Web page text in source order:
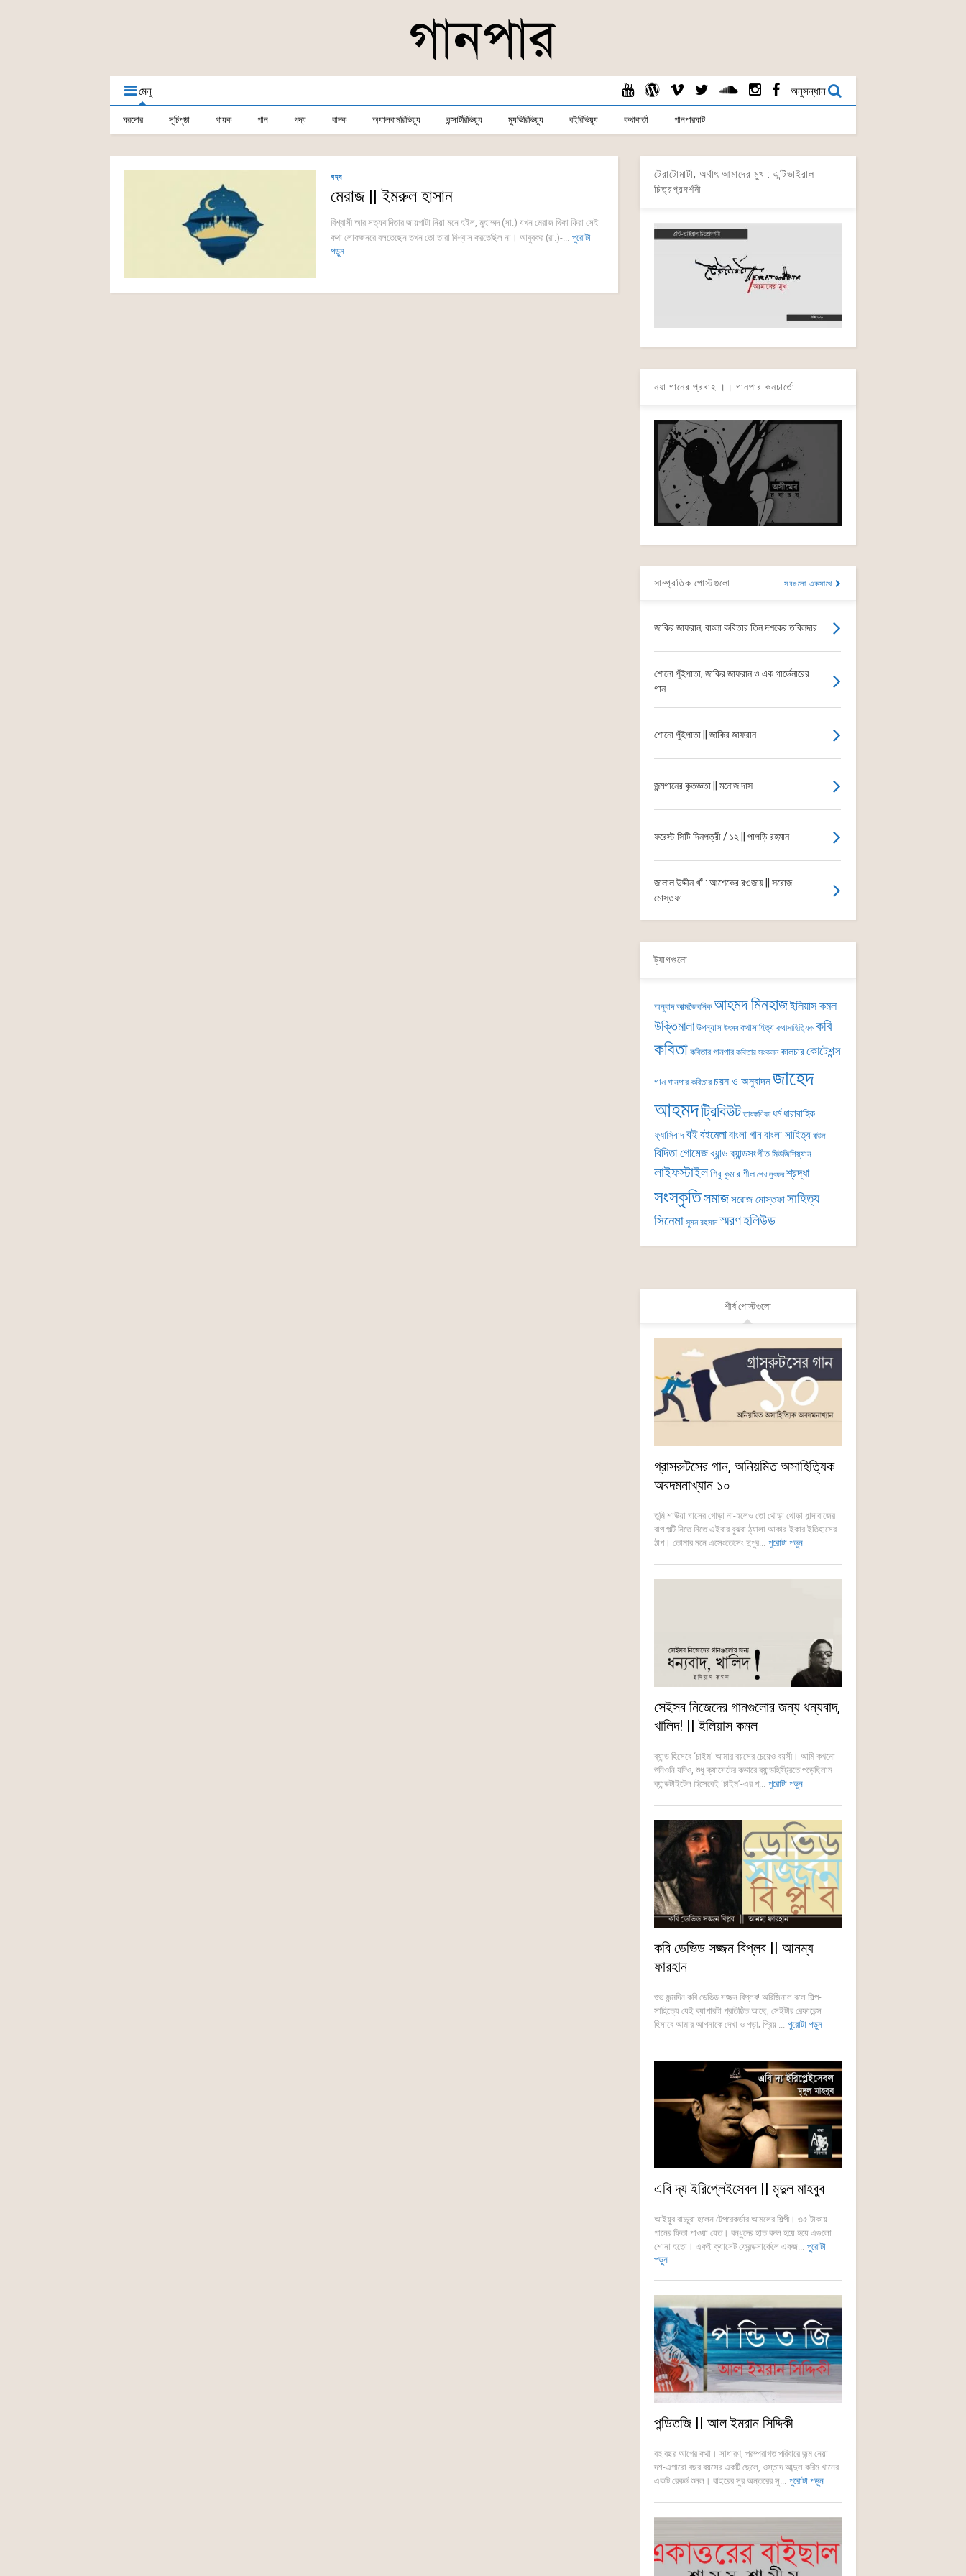
মেনু অনুসন্ধান
ঘরদোর সূচিপৃষ্ঠা গায়ক গান গদ্য বাদক অ্যালবামরিভিয়্যু কন্সার্টরিভিয়্যু ম্যুভিরিভিয়্যু বইরিভিয়্যু কথাবার্তা গানপারঘাট
গদ্য
মেরাজ || ইমরুল হাসান
বিশ্বাসী আর সত্যবাদিতার জায়গাটা নিয়া মনে হইল, মুহাম্মদ (সা.) যখন মেরাজ থিকা ফিরা সেই
কথা লোকজনরে বলতেছেন তখন তো তারা বিশ্বাস করতেছিল না। আবুবকর (রা.)-... পুরোটা
পড়ুন
টেরাটোমার্টা, অর্থাৎ আমাদের মুখ : এন্টিভাইরাল
চিত্রপ্রদর্শনী
নয়া গানের প্রবাহ ।। গানপার কনচার্তো
সাম্প্রতিক পোস্টগুলো সবগুলো একসাথে
জাকির জাফরান, বাংলা কবিতার তিন দশকের তবিলদার
শোনো পুঁইপাতা, জাকির জাফরান ও এক গার্ডেনারের
গান
শোনো পুঁইপাতা || জাকির জাফরান
জন্মগানের কৃতজ্ঞতা || মনোজ দাস
ফরেস্ট সিটি দিনপত্রী / ১২ || পাপড়ি রহমান
জালাল উদ্দীন খাঁ : আশেকের রওজায় || সরোজ
মোস্তফা
ট্যাগগুলো
অনুবাদ আত্মজৈবনিক আহমদ মিনহাজইলিয়াস কমল
উক্তিমালা উপন্যাস উৎসব কথাসাহিত্য কথাসাহিত্যিক কবি
কবিতা কবিতার গানপার কবিতার সংকলন কালচারকোটেশন্স
গান গানপার কবিতার চয়ন ও অনুবাদনজাহেদ
আহমদট্রিবিউট তাৎক্ষণিকা ধর্ম ধারাবাহিক
ফ্যাসিবাদবইবইমেলাবাংলা গানবাংলা সাহিত্য বাউল
বিদিতা গোমেজব্যান্ডব্যান্ডসংগীত মিউজিশিয়্যান
লাইফস্টাইলশিবু কুমার শীল শেখ লুৎফর শ্রদ্ধা
সংস্কৃতিসমাজসরোজ মোস্তফাসাহিত্য
সিনেমা সুমন রহমান স্মরণহলিউড
শীর্ষ পোস্টগুলো
গ্রাসরুটসের গান, অনিয়মিত অসাহিত্যিক
অবদমনাখ্যান ১০
তুমি শাউয়া ঘাসের গোড়া না-হলেও তো থোড়া থোড়া ধান্দাবাজের
বাপ পল্টি নিতে নিতে এইবার বুঝবা ঠ্যালা আকার-ইকার ইতিহাসের
ঠাপ। তোমার মনে এসেংতেসেং দুপুর... পুরোটা পড়ুন
সেইসব নিজেদের গানগুলোর জন্য ধন্যবাদ,
খালিদ! || ইলিয়াস কমল
ব্যান্ড হিসেবে ‘চাইম’ আমার বয়সের চেয়েও বয়সী। আমি কখনো
শুনিওনি যদিও, শুধু ক্যাসেটের কভারে ব্যান্ডহিস্ট্রিতে পড়েছিলাম
ব্যান্ডটাইটেল হিসেবেই ‘চাইম’-এর প্... পুরোটা পড়ুন
কবি ডেভিড সজ্জন বিপ্লব || আনম্য
ফারহান
শুভ জন্মদিন কবি ডেভিড সজ্জন বিপ্লব! অরিজিনাল বলে শিল্প-
সাহিত্যে যেই ব্যাপারটা প্রতিষ্ঠিত আছে, সেইটার রেফারেন্স
হিসাবে আমার আপনাকে দেখা ও পড়া; প্রিয় ... পুরোটা পড়ুন
এবি দ্য ইরিপ্লেইসেবল || মৃদুল মাহবুব
আইয়ুব বাচ্চুরা হলেন টেপরেকর্ডার আমলের শিল্পী। ৩৫ টাকায়
গানের ফিতা পাওয়া যেত। বন্ধুদের হাত বদল হয়ে হয়ে এগুলো
শোনা হতো। একই ক্যাসেট ফ্রেন্ডসার্কেলে একজ... পুরোটা
পড়ুন
পন্ডিতজি || আল ইমরান সিদ্দিকী
বহু বছর আগের কথা। সাধারণ, পরম্পরাগত পরিবারে জন্ম নেয়া
দশ-এগারো বছর বয়সের একটি ছেলে, ওস্তাদ আব্দুল করিম খানের
একটি রেকর্ড শুনল। বাইরের সুর অন্তরের সু... পুরোটা পড়ুন